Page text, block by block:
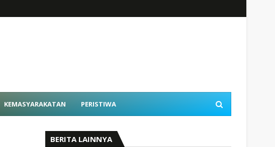
KEMASYARAKATAN PERISTIWA
BERITA LAINNYA